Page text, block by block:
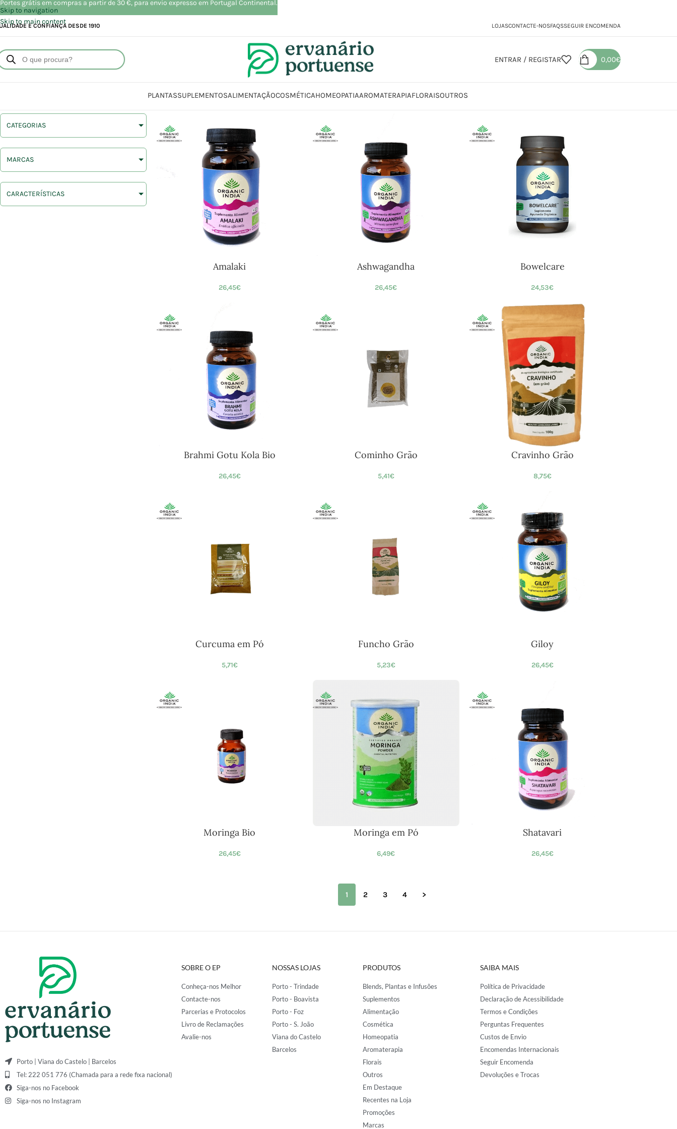
Skip to navigation
Skip to main content
E CONFIANÇA DESDE 1910 LOJASCONTACTE-NOSFAQSSEGUIR ENCOMENDA
ENTRAR / REGISTAR 0,00€
PLANTASSUPLEMENTOSALIMENTAÇÃOCOSMÉTICAHOMEOPATIAAROMATERAPIAFLORAISOUTROS
CATEGORIAS
MARCAS
CARACTERÍSTICAS
Amalaki
26,45€
Ashwagandha
26,45€
Bowelcare
24,53€
Brahmi Gotu Kola Bio
26,45€
Cominho Grão
5,41€
Cravinho Grão
8,75€
Curcuma em Pó
5,71€
Funcho Grão
5,23€
Giloy
26,45€
Moringa Bio
26,45€
Moringa em Pó
6,49€
Shatavari
26,45€
1 2 3 4 >
Porto | Viana do Castelo | Barcelos
Tel: 222 051 776 (Chamada para a rede fixa nacional)
Siga-nos no Facebook
Siga-nos no Instagram
SOBRE O EP
Conheça-nos Melhor
Contacte-nos
Parcerias e Protocolos
Livro de Reclamações
Avalie-nos
NOSSAS LOJAS
Porto - Trindade
Porto - Boavista
Porto - Foz
Porto - S. João
Viana do Castelo
Barcelos
PRODUTOS
Blends, Plantas e Infusões
Suplementos
Alimentação
Cosmética
Homeopatia
Aromaterapia
Florais
Outros
Em Destaque
Recentes na Loja
Promoções
Marcas
SAIBA MAIS
Política de Privacidade
Declaração de Acessibilidade
Termos e Condições
Perguntas Frequentes
Custos de Envio
Encomendas Internacionais
Seguir Encomenda
Devoluções e Trocas
Portes grátis em compras a partir de 30 €, para envio expresso em Portugal Continental.